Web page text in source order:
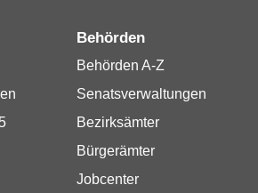
Behörden
Behörden A-Z
Senatsverwaltungen
Bezirksämter
Bürgerämter
Jobcenter